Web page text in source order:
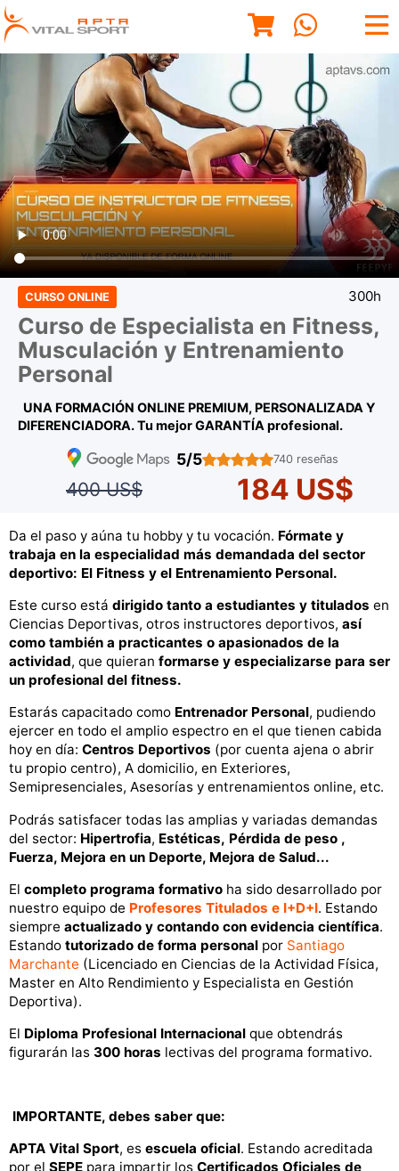
CURSO ONLINE 300h
Curso de Especialista en Fitness,
Musculación y Entrenamiento
Personal
UNA FORMACIÓN ONLINE PREMIUM, PERSONALIZADA Y
DIFERENCIADORA. Tu mejor GARANTÍA profesional.
5/5 740 reseñas
400 US$ 184 US$
Da el paso y aúna tu hobby y tu vocación. Fórmate y
trabaja en la especialidad más demandada del sector
deportivo: El Fitness y el Entrenamiento Personal.
Este curso está dirigido tanto a estudiantes y titulados en
Ciencias Deportivas, otros instructores deportivos, así
como también a practicantes o apasionados de la
actividad, que quieran formarse y especializarse para ser
un profesional del fitness.
Estarás capacitado como Entrenador Personal, pudiendo
ejercer en todo el amplio espectro en el que tienen cabida
hoy en día: Centros Deportivos (por cuenta ajena o abrir
tu propio centro), A domicilio, en Exteriores,
Semipresenciales, Asesorías y entrenamientos online, etc.
Podrás satisfacer todas las amplias y variadas demandas
del sector: Hipertrofia, Estéticas, Pérdida de peso ,
Fuerza, Mejora en un Deporte, Mejora de Salud...
El completo programa formativo ha sido desarrollado por
nuestro equipo de Profesores Titulados e I+D+I. Estando
siempre actualizado y contando con evidencia científica.
Estando tutorizado de forma personal por Santiago
Marchante (Licenciado en Ciencias de la Actividad Física,
Master en Alto Rendimiento y Especialista en Gestión
Deportiva).
El Diploma Profesional Internacional que obtendrás
figurarán las 300 horas lectivas del programa formativo.
IMPORTANTE, debes saber que:
APTA Vital Sport, es escuela oficial. Estando acreditada
por el SEPE para impartir los Certificados Oficiales de